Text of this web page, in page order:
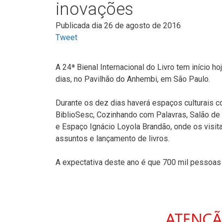
inovações
Publicada dia 26 de agosto de 2016
Tweet
A 24ª Bienal Internacional do Livro tem início
dias, no Pavilhão do Anhembi, em São Paulo.
Durante os dez dias haverá espaços culturais
BiblioSesc, Cozinhando com Palavras, Salão
e Espaço Ignácio Loyola Brandão, onde os
assuntos e lançamento de livros.
A expectativa deste ano é que 700 mil